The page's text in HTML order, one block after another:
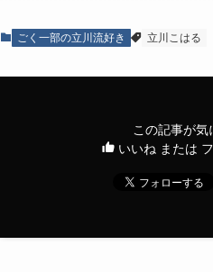
ごく一部の立川流好き 立川こはる
この記事が気
いいね または